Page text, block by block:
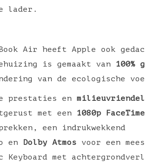
lader.
Air heeft Apple ook
is gemaakt van 100%
van de ecologische
prestaties en
met een 1080p
een indrukwekkend
en
Dolby Atmos voor een
met